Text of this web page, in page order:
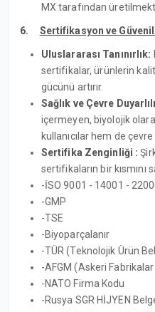
MX tarafından
6. Sertifikasyon ve
Uluslararası Tanınırlık:
sertifikalar, ürünlerin
gücünü artırır.
Sağlık ve Çevre
içermeyen, biyolojik
kullanıcılar hem de
Sertifika Zenginliği :
sertifikaların bir kısmını
-İSO 9001 - 14001 -
-GMP
-TSE
-Biyoparçalanır
-TÜR (Teknolojik Ürün
-AFGM (Askeri
-NATO Firma Kodu
-Rusya SGR HİJYEN